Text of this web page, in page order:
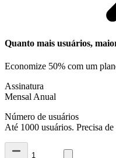
Quanto mais usuários,
Economize 50% com um
Assinatura
Mensal Anual
Número de usuários
Até 1000 usuários. Precisa